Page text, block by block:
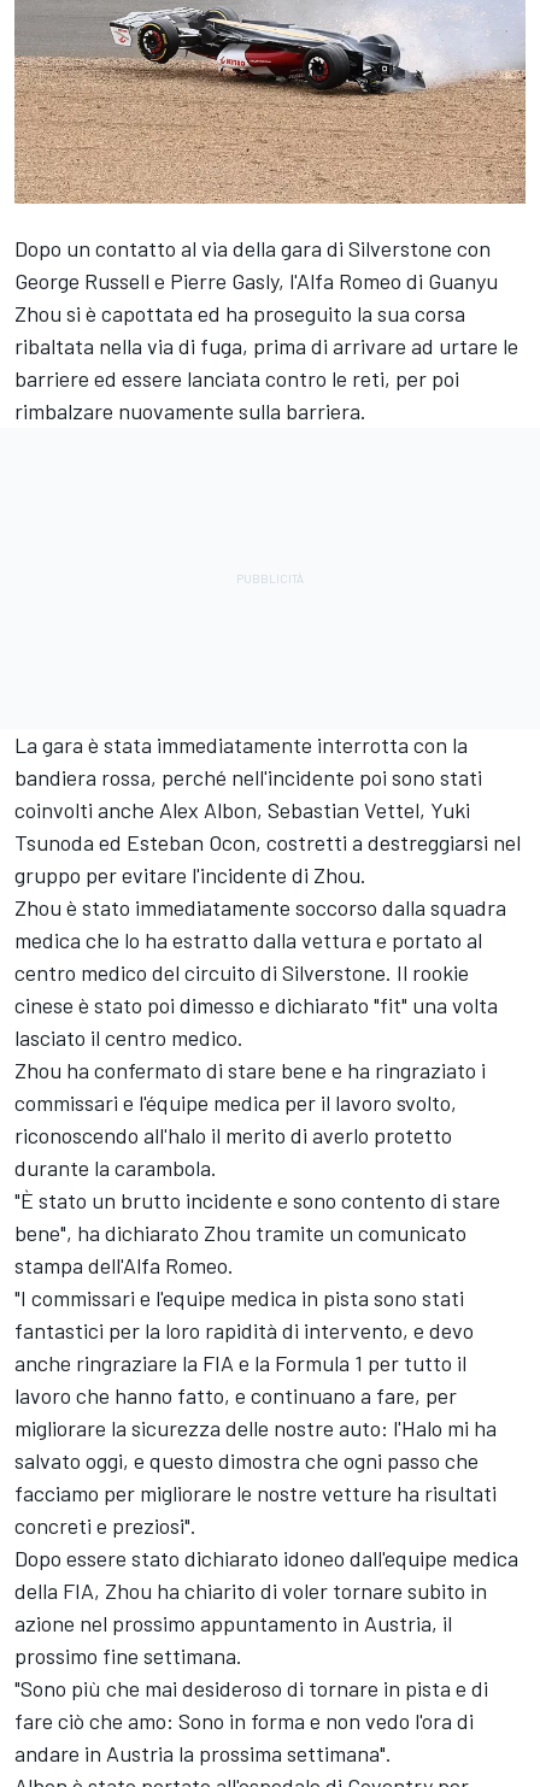
Dopo un contatto al via della gara di Silverstone con
George Russell e Pierre Gasly, l'Alfa Romeo di Guanyu
Zhou si è capottata ed ha proseguito la sua corsa
ribaltata nella via di fuga, prima di arrivare ad urtare le
barriere ed essere lanciata contro le reti, per poi
rimbalzare nuovamente sulla barriera.
La gara è stata immediatamente interrotta con la
bandiera rossa, perché nell'incidente poi sono stati
coinvolti anche Alex Albon, Sebastian Vettel, Yuki
Tsunoda ed Esteban Ocon, costretti a destreggiarsi nel
gruppo per evitare l'incidente di Zhou.
Zhou è stato immediatamente soccorso dalla squadra
medica che lo ha estratto dalla vettura e portato al
centro medico del circuito di Silverstone. Il rookie
cinese è stato poi dimesso e dichiarato "fit" una volta
lasciato il centro medico.
Zhou ha confermato di stare bene e ha ringraziato i
commissari e l'équipe medica per il lavoro svolto,
riconoscendo all'halo il merito di averlo protetto
durante la carambola.
"È stato un brutto incidente e sono contento di stare
bene", ha dichiarato Zhou tramite un comunicato
stampa dell'Alfa Romeo.
"I commissari e l'equipe medica in pista sono stati
fantastici per la loro rapidità di intervento, e devo
anche ringraziare la FIA e la Formula 1 per tutto il
lavoro che hanno fatto, e continuano a fare, per
migliorare la sicurezza delle nostre auto: l'Halo mi ha
salvato oggi, e questo dimostra che ogni passo che
facciamo per migliorare le nostre vetture ha risultati
concreti e preziosi".
Dopo essere stato dichiarato idoneo dall'equipe medica
della FIA, Zhou ha chiarito di voler tornare subito in
azione nel prossimo appuntamento in Austria, il
prossimo fine settimana.
"Sono più che mai desideroso di tornare in pista e di
fare ciò che amo: Sono in forma e non vedo l'ora di
andare in Austria la prossima settimana".